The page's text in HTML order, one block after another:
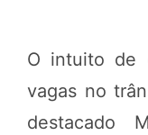
O intuito de
vagas no
destacado